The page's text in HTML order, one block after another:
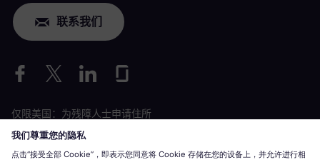
联系我们
仅限美国：为残障人士申请住所
劳工情况申请